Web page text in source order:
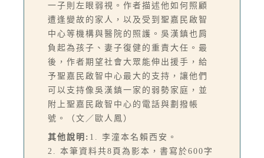
一子則左眼弱視。作者描述他如何照顧
遭逢變故的家人，以及受到聖嘉民啟智
中心等機構與醫院的照護。吳漢鎮也肩
負起為孩子、妻子復健的重責大任。最
後，作者期望社會大眾能伸出援手，給
予聖嘉民啟智中心最大的支持，讓他們
可以支持像吳漢鎮一家的弱勢家庭，並
附上聖嘉民啟智中心的電話與劃撥帳
號。（文／歐人鳳）
其他說明: 1. 李潼本名賴西安。
2. 本筆資料共8頁為影本，書寫於600字